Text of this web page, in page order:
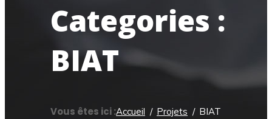
Categories :
BIAT
Vous êtes ici :Accueil Projets BIAT